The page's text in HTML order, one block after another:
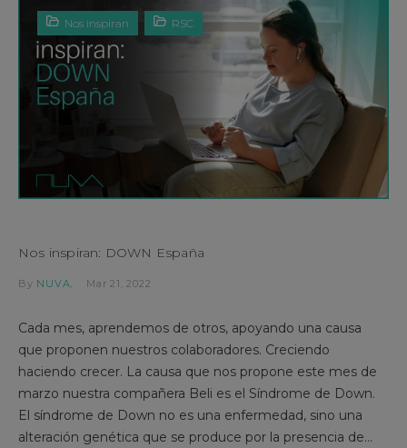
Nos inspiran RSC
Nos inspiran: DOWN España
By NUVA Mar 21, 2022
Cada mes, aprendemos de otros, apoyando una causa
que proponen nuestros colaboradores. Creciendo
haciendo crecer. La causa que nos propone este mes de
marzo nuestra compañera Beli es el Síndrome de Down.
El síndrome de Down no es una enfermedad, sino una
alteración genética que se produce por la presencia de...